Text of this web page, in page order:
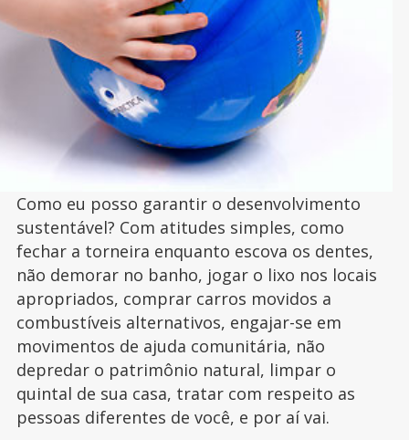
Como eu posso garantir o desenvolvimento
sustentável? Com atitudes simples, como
fechar a torneira enquanto escova os dentes,
não demorar no banho, jogar o lixo nos locais
apropriados, comprar carros movidos a
combustíveis alternativos, engajar-se em
movimentos de ajuda comunitária, não
depredar o patrimônio natural, limpar o
quintal de sua casa, tratar com respeito as
pessoas diferentes de você, e por aí vai.